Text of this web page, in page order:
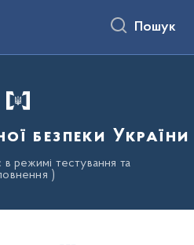
Пошук
безпеки України
режимі тестування та
)